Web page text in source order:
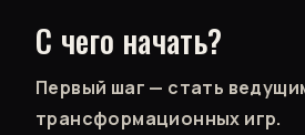
С чего начать?
Первый шаг — стать
трансформационных игр.